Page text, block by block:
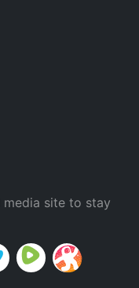
site to stay